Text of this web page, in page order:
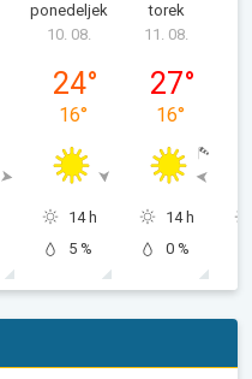
ponedeljek
10. 08.
24°
16°
14 h
5 %
torek
11. 08.
27°
16°
14 h
0 %